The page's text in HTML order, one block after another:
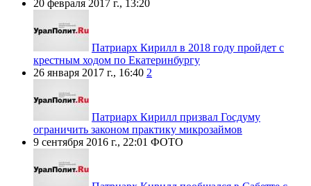
20 февраля 2017 г., 13:20
Патриарх Кирилл в 2018 году пройдет с
крестным ходом по Екатеринбургу
26 января 2017 г., 16:40 2
Патриарх Кирилл призвал Госдуму
ограничить законом практику микрозаймов
9 сентября 2016 г., 22:01 ФОТО